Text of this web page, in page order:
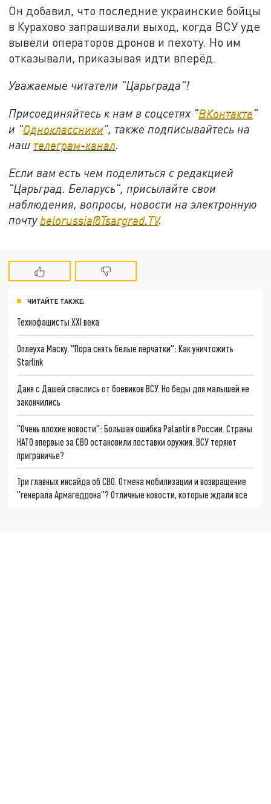
Он добавил, что последние украинские бойцы
в Курахово запрашивали выход, когда ВСУ уде
вывели операторов дронов и пехоту. Но им
отказывали, приказывая идти вперёд.
Уважаемые читатели "Царьграда"!
Присоединяйтесь к нам в соцсетях "ВКонтакте"
и "Одноклассники", также подписывайтесь на
наш телеграм-канал.
Если вам есть чем поделиться с редакцией
"Царьград. Беларусь", присылайте свои
наблюдения, вопросы, новости на электронную
почту belorussia@Tsargrad.TV.
ЧИТАЙТЕ ТАКЖЕ:
Технофашисты XXI века
Оплеуха Маску. "Пора снять белые перчатки": Как уничтожить
Starlink
Даня с Дашей спаслись от боевиков ВСУ. Но беды для малышей не
закончились
"Очень плохие новости": Большая ошибка Palantir в России. Страны
НАТО впервые за СВО остановили поставки оружия. ВСУ теряют
приграничье?
Три главных инсайда об СВО. Отмена мобилизации и возвращение
"генерала Армагеддона"? Отличные новости, которые ждали все